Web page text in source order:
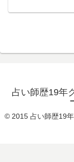
占い師歴19年
© 2015 占い師歴19